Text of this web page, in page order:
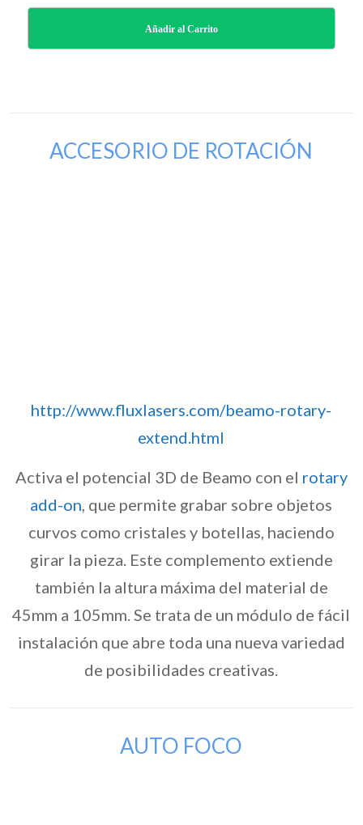
Añadir al Carrito
ACCESORIO DE ROTACIÓN
http://www.fluxlasers.com/beamo-rotary-
extend.html
Activa el potencial 3D de Beamo con el rotary
add-on, que permite grabar sobre objetos
curvos como cristales y botellas, haciendo
girar la pieza. Este complemento extiende
también la altura máxima del material de
45mm a 105mm. Se trata de un módulo de fácil
instalación que abre toda una nueva variedad
de posibilidades creativas.
AUTO FOCO